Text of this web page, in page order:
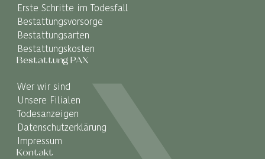
Erste Schritte im Todesfall
Bestattungsvorsorge
Bestattungsarten
Bestattungskosten
Bestattung PAX
Wer wir sind
Unsere Filialen
Todesanzeigen
Datenschutzerklärung
Impressum
Kontakt